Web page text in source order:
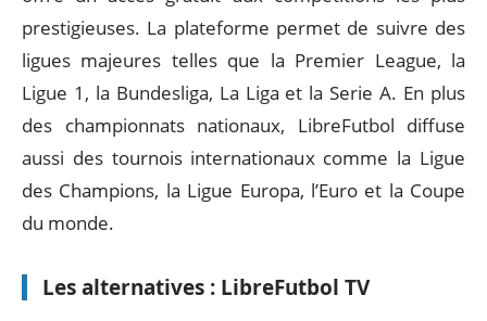
prestigieuses. La plateforme permet de suivre des
ligues majeures telles que la Premier League, la
Ligue 1, la Bundesliga, La Liga et la Serie A. En plus
des championnats nationaux, LibreFutbol diffuse
aussi des tournois internationaux comme la Ligue
des Champions, la Ligue Europa, l’Euro et la Coupe
du monde.
Les alternatives : LibreFutbol TV